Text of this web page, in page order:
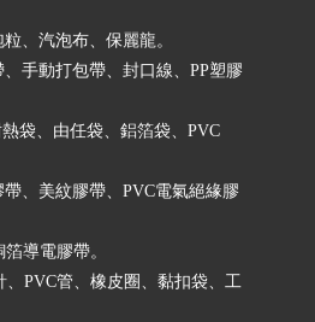
、汽泡布、保麗龍。
、手動打包帶、封口線、PP塑膠
熱袋、由任袋、鋁箔袋、PVC
帶、美紋膠帶、PVC電氣絕緣膠
導電膠帶。
、PVC管、橡皮圈、黏扣袋、工